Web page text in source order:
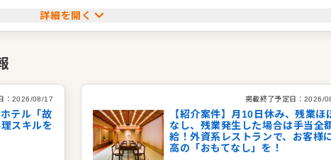
の中で、心身の活力を取り戻すウェルネスをテーマにした上質な滞在
ンやラウンジでは、和洋中の多彩なジャンルにおいて、一流のシェフ
で、洗練されたサービスと美しい料理が織りなす至福の食体験は、多
をお約束いたします。
詳細を開く
： 2026/08/17
テル「故
スキルを
掲載終了予定日： 2026/
【紹介案件】月10日休み、残業ほ
なし、残業発生した場合は手当全
給！外資系レストランで、お客様
高の「おもてなし」を！